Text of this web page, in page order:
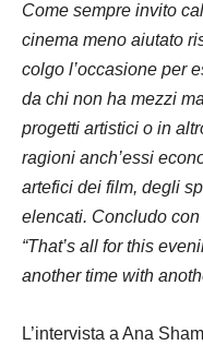
Come sempre invito
cinema meno aiutato
colgo l’occasione per
da chi non ha mezzi
progetti artistici o in
ragioni anch’essi
artefici dei film, degli
elencati. Concludo
“That’s all for this
another time with
L’intervista a Ana